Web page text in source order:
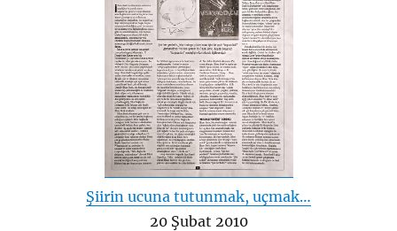
Şiirin ucuna tutunmak, uçmak…
20 Şubat 2010